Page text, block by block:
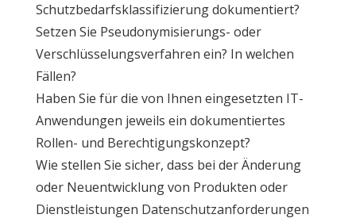
Schutzbedarfsklassifizierung dokumentiert?
Setzen Sie Pseudonymisierungs- oder
Verschlüsselungsverfahren ein? In welchen
Fällen?
Haben Sie für die von Ihnen eingesetzten IT-
Anwendungen jeweils ein dokumentiertes
Rollen- und Berechtigungskonzept?
Wie stellen Sie sicher, dass bei der Änderung
oder Neuentwicklung von Produkten oder
Dienstleistungen Datenschutzanforderungen